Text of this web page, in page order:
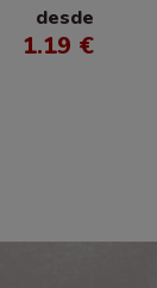
desde
1.19 €